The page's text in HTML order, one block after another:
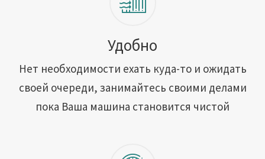
Вакансии
Адреса обслуживания
Контакты
Удобно
Нет необходимости ехать куда-то и ожидать
своей очереди, занимайтесь своими делами
пока Ваша машина становится чистой